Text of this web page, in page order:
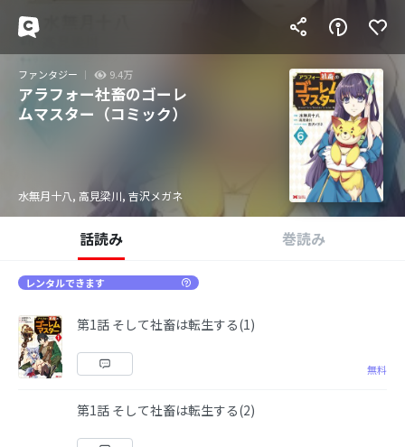
ファンタジー 9.4万
アラフォー社畜のゴーレ
ムマスター（コミック）
水無月十八, 高見梁川, 吉沢メガネ
話読み 巻読み
レンタルできます
第1話 そして社畜は転生する(1)
無料
第1話 そして社畜は転生する(2)